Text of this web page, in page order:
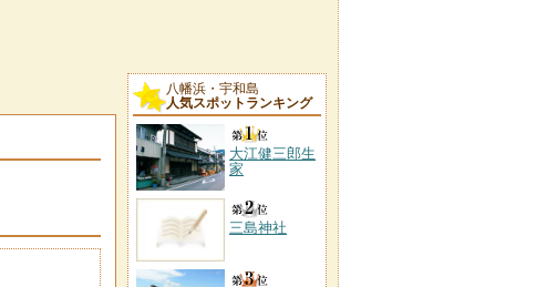
八幡浜・宇和島
人気スポットランキング
大江健三郎生
家
三島神社